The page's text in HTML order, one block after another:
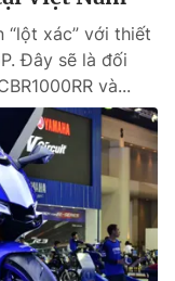
“lột xác” với thiết
Đây sẽ là đối
và...